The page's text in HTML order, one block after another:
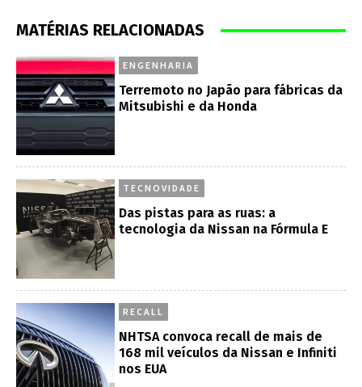
MATÉRIAS RELACIONADAS
ENGENHARIA
Terremoto no Japão para fábricas da
Mitsubishi e da Honda
TECNOVIDADE
Das pistas para as ruas: a
tecnologia da Nissan na Fórmula E
RECALL
NHTSA convoca recall de mais de
168 mil veículos da Nissan e Infiniti
nos EUA